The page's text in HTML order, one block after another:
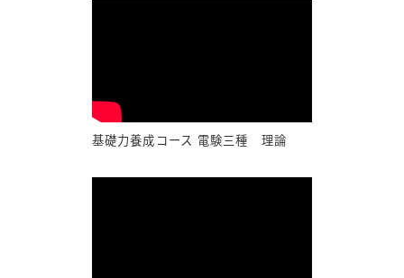
基礎力養成コース 電験三種 理論